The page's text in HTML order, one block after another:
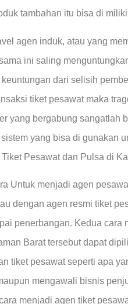
tambahan itu bisa di
agen induk, atau yang
ini saling
dari selisih
tiket pesawat maka
yang bergabung sangatlah
yang bisa di gunakan
Pesawat dan Pulsa di
Untuk menjadi agen
dengan agen resmi tiket
penerbangan. Kedua cara
Barat tersebut dapat
tiket pesawat seperti apa
mengawali bisnis
menjadi agen tiket